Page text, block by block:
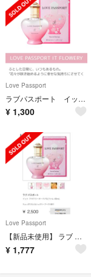
Love Passport
ラブパスポート イット フラワリー オードパルファム
¥ 1,300
Love Passport
【新品未使用】 ラブ パスポート イット フラワリー オードパルファム
¥ 1,777